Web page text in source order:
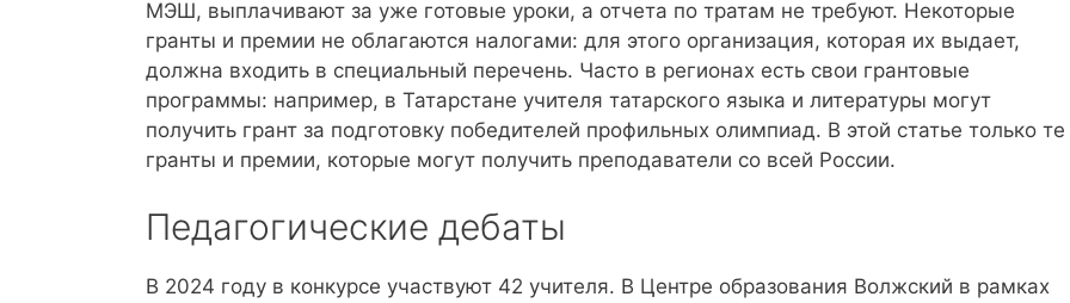
МЭШ, выплачивают за уже готовые уроки, а отчета по тратам не требуют. Некоторые
гранты и премии не облагаются налогами: для этого организация, которая их выдает,
должна входить в специальный перечень. Часто в регионах есть свои грантовые
программы: например, в Татарстане учителя татарского языка и литературы могут
получить грант за подготовку победителей профильных олимпиад. В этой статье только те
гранты и премии, которые могут получить преподаватели со всей России.
Педагогические дебаты
В 2024 году в конкурсе участвуют 42 учителя. В Центре образования Волжский в рамках